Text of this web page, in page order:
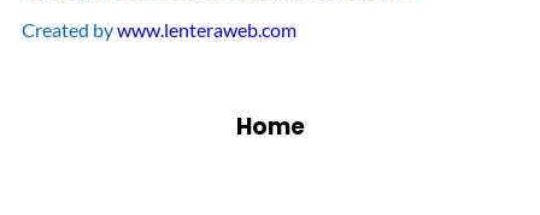
Created bywww.lenteraweb.com
Home